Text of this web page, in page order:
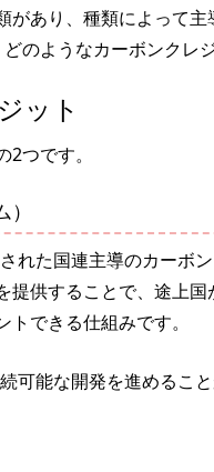
があり、種類によって
のようなカーボンクレ
ット
つです。
れた国連主導のカーボ
提供することで、途上
できる仕組みです。
可能な開発を進めるこ